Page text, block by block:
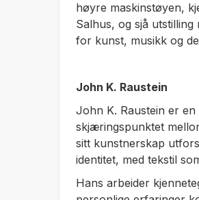
høyre maskinstøyen,
Salhus, og sjå
for kunst, musikk og
John K. Raustein
John K. Raustein er
skjæringspunktet
sitt kunstnerskap
identitet, med tekstil
Hans arbeider